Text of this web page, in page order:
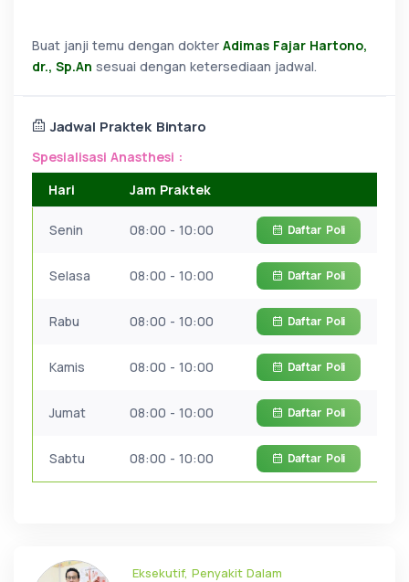
Buat janji temu dengan dokter Adimas Fajar Hartono,
dr., Sp.An sesuai dengan ketersediaan jadwal.
Jadwal Praktek Bintaro
Spesialisasi Anasthesi :
Hari
Jam Praktek
Senin 08:00 - 10:00 Daftar Poli
Selasa 08:00 - 10:00 Daftar Poli
Rabu 08:00 - 10:00 Daftar Poli
Kamis 08:00 - 10:00 Daftar Poli
Jumat 08:00 - 10:00 Daftar Poli
Sabtu 08:00 - 10:00 Daftar Poli
Eksekutif, Penyakit Dalam